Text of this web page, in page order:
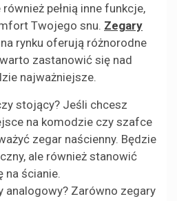
pełnią inne funkcje,
Twojego snu. Zegary
rynku oferują różnorodne
zastanowić się nad
najważniejsze.
stojący? Jeśli chcesz
na komodzie czy szafce
zegar naścienny. Będzie
ale również stanowić
na ścianie.
analogowy? Zarówno zegary